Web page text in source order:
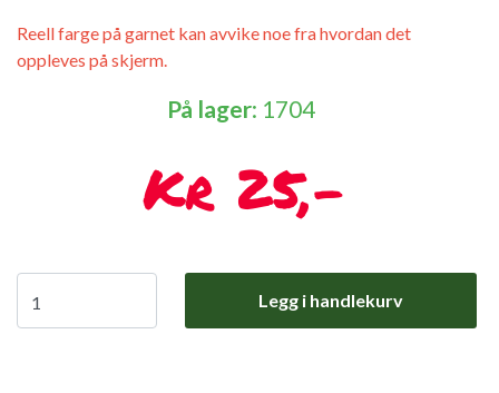
Reell farge på garnet kan avvike noe fra hvordan det
oppleves på skjerm.
På lager: 1704
25,-
Legg i handlekurv